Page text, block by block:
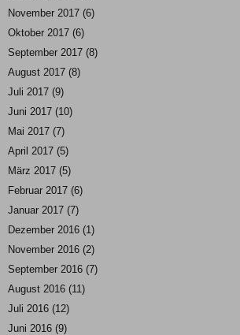
November 2017 (6)
Oktober 2017 (6)
September 2017 (8)
August 2017 (8)
Juli 2017 (9)
Juni 2017 (10)
Mai 2017 (7)
April 2017 (5)
März 2017 (5)
Februar 2017 (6)
Januar 2017 (7)
Dezember 2016 (1)
November 2016 (2)
September 2016 (7)
August 2016 (11)
Juli 2016 (12)
Juni 2016 (9)